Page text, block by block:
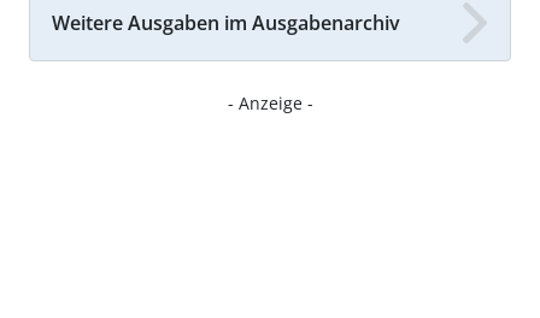
Weitere Ausgaben im Ausgabenarchiv
- Anzeige -